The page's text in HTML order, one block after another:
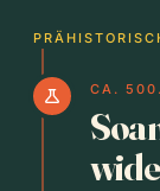
science CA.